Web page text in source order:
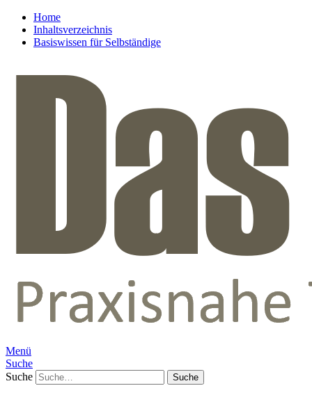
Home
Inhaltsverzeichnis
Basiswissen für Selbständige
Menü
Suche
Suche